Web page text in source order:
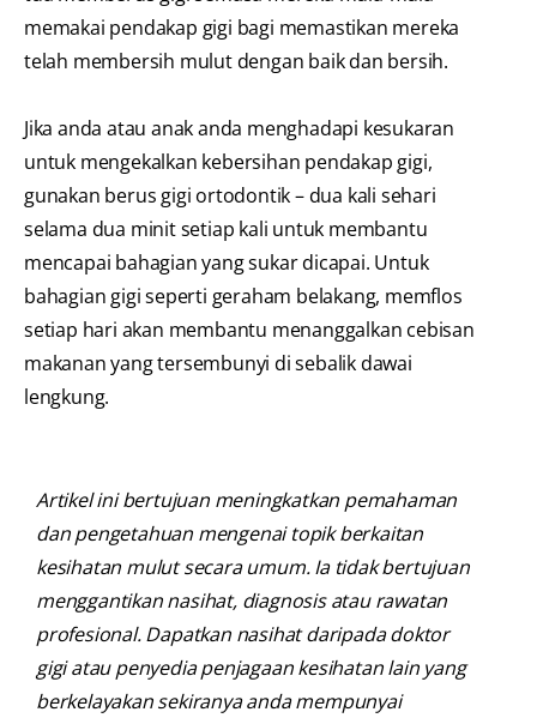
memakai pendakap gigi bagi memastikan mereka
telah membersih mulut dengan baik dan bersih.
Jika anda atau anak anda menghadapi kesukaran
untuk mengekalkan kebersihan pendakap gigi,
gunakan berus gigi ortodontik – dua kali sehari
selama dua minit setiap kali untuk membantu
mencapai bahagian yang sukar dicapai. Untuk
bahagian gigi seperti geraham belakang, memflos
setiap hari akan membantu menanggalkan cebisan
makanan yang tersembunyi di sebalik dawai
lengkung.
Artikel ini bertujuan meningkatkan pemahaman
dan pengetahuan mengenai topik berkaitan
kesihatan mulut secara umum. Ia tidak bertujuan
menggantikan nasihat, diagnosis atau rawatan
profesional. Dapatkan nasihat daripada doktor
gigi atau penyedia penjagaan kesihatan lain yang
berkelayakan sekiranya anda mempunyai